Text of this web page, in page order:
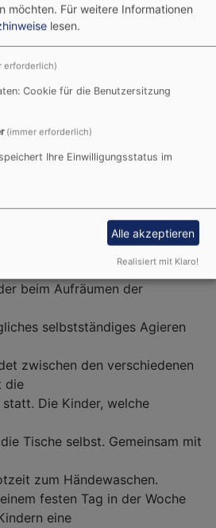
über Sachthemen, planen
spielen Finger-, Kreis-,
singen gemeinsam Lieder. Die
auf die wir dann eingehen
Form mit Jesus und Gott
festen Turntag. Geturnt wird im
oder auf dem
beim Aufräumen der
selbstständiges Agieren
zwischen den verschiedenen
die
Die Kinder, welche
Tische selbst. Gemeinsam mit
zum Händewaschen.
festen Tag in der Woche
eine
möchten. Für weitere Informationen
lesen.
erforderlich)
Cookie für die Benutzersitzung
(immer erforderlich)
Ihre Einwilligungsstatus im
Alle akzeptieren
Realisiert mit Klaro!